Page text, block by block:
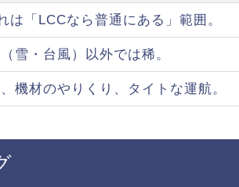
は「LCCなら普通にある」範囲。
雪・台風）以外では稀。
機材のやりくり、タイトな運航。